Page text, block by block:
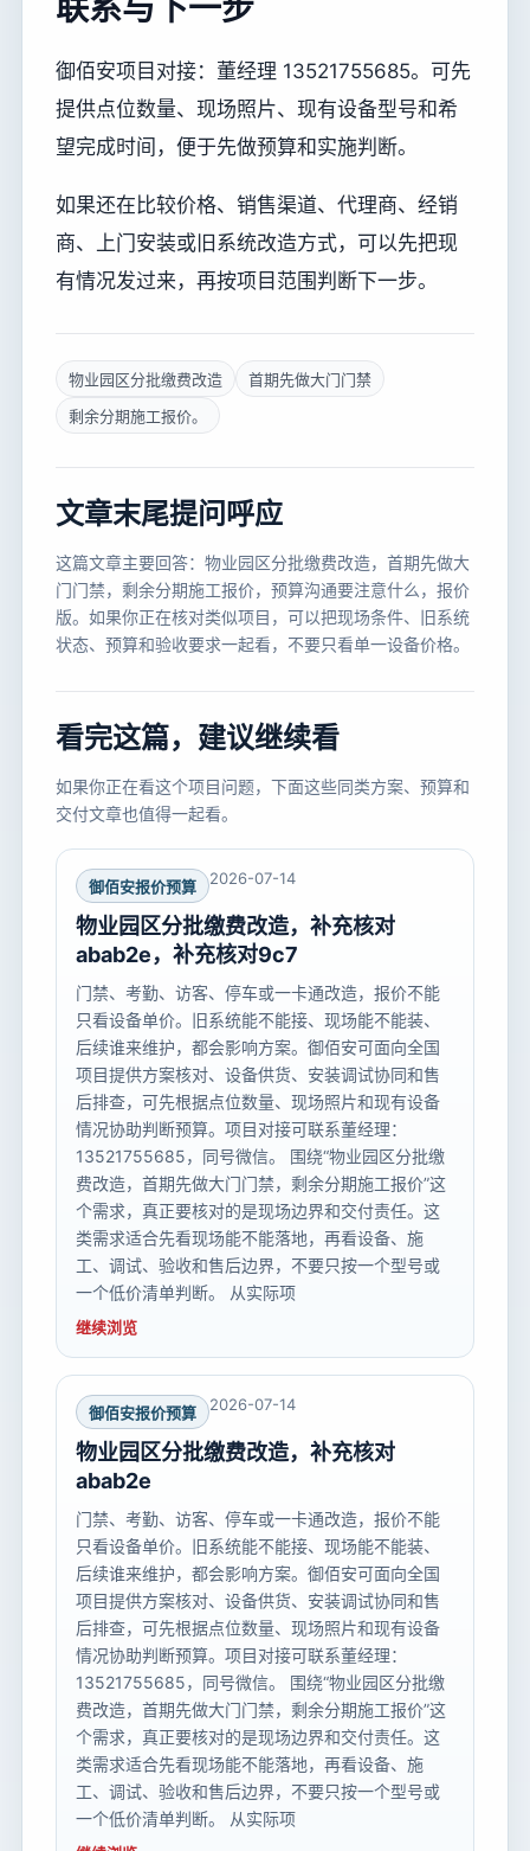
御佰安项目对接：董经理 13521755685。可先
提供点位数量、现场照片、现有设备型号和希
望完成时间，便于先做预算和实施判断。
如果还在比较价格、销售渠道、代理商、经销
商、上门安装或旧系统改造方式，可以先把现
有情况发过来，再按项目范围判断下一步。
物业园区分批缴费改造
首期先做大门门禁
剩余分期施工报价。
文章末尾提问呼应
这篇文章主要回答：物业园区分批缴费改造，首期先做大
门门禁，剩余分期施工报价，预算沟通要注意什么，报价
版。如果你正在核对类似项目，可以把现场条件、旧系统
状态、预算和验收要求一起看，不要只看单一设备价格。
看完这篇，建议继续看
如果你正在看这个项目问题，下面这些同类方案、预算和
交付文章也值得一起看。
御佰安报价预算 2026-07-14
物业园区分批缴费改造，补充核对
abab2e，补充核对9c7
门禁、考勤、访客、停车或一卡通改造，报价不能
只看设备单价。旧系统能不能接、现场能不能装、
后续谁来维护，都会影响方案。御佰安可面向全国
项目提供方案核对、设备供货、安装调试协同和售
后排查，可先根据点位数量、现场照片和现有设备
情况协助判断预算。项目对接可联系董经理：
13521755685，同号微信。 围绕“物业园区分批缴
费改造，首期先做大门门禁，剩余分期施工报价”这
个需求，真正要核对的是现场边界和交付责任。这
类需求适合先看现场能不能落地，再看设备、施
工、调试、验收和售后边界，不要只按一个型号或
一个低价清单判断。 从实际项
继续浏览
御佰安报价预算 2026-07-14
物业园区分批缴费改造，补充核对
abab2e
门禁、考勤、访客、停车或一卡通改造，报价不能
只看设备单价。旧系统能不能接、现场能不能装、
后续谁来维护，都会影响方案。御佰安可面向全国
项目提供方案核对、设备供货、安装调试协同和售
后排查，可先根据点位数量、现场照片和现有设备
情况协助判断预算。项目对接可联系董经理：
13521755685，同号微信。 围绕“物业园区分批缴
费改造，首期先做大门门禁，剩余分期施工报价”这
个需求，真正要核对的是现场边界和交付责任。这
类需求适合先看现场能不能落地，再看设备、施
工、调试、验收和售后边界，不要只按一个型号或
一个低价清单判断。 从实际项